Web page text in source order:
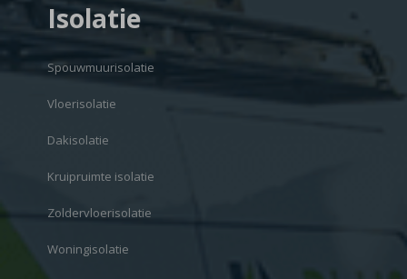
Isolatie
Spouwmuurisolatie
Vloerisolatie
Dakisolatie
Kruipruimte isolatie
Zoldervloerisolatie
Woningisolatie